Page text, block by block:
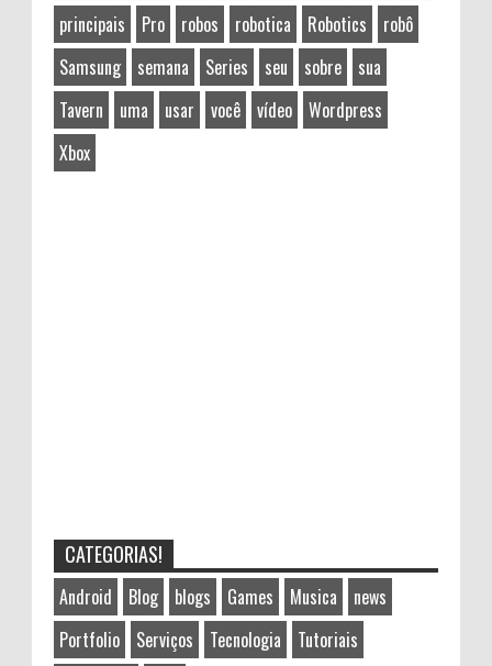
principais
Pro robos robotica Robotics
robô
Samsung
semana Series seu sobre
sua
Tavern
uma usar você vídeo
Wordpress
Xbox
CATEGORIAS!
Android Blog blogs Games Musica
news
Portfolio
Serviços Tecnologia Tutoriais